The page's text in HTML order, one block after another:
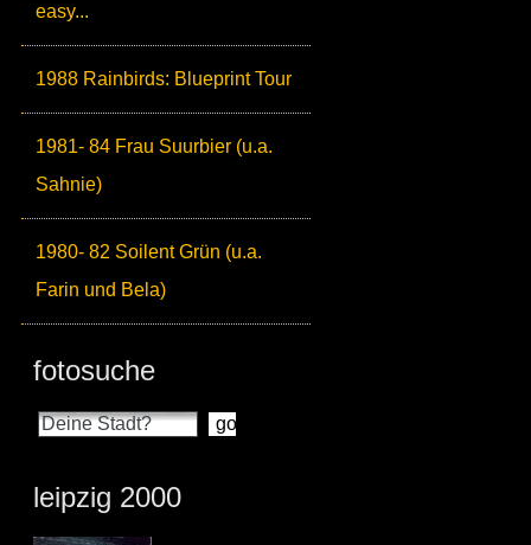
easy...
1988 Rainbirds: Blueprint Tour
1981- 84 Frau Suurbier (u.a.
Sahnie)
1980- 82 Soilent Grün (u.a.
Farin und Bela)
fotosuche
leipzig 2000